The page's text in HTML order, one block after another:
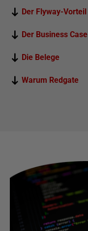
Der Flyway-Vorteil
Der Business Case
Die Belege
Warum Redgate